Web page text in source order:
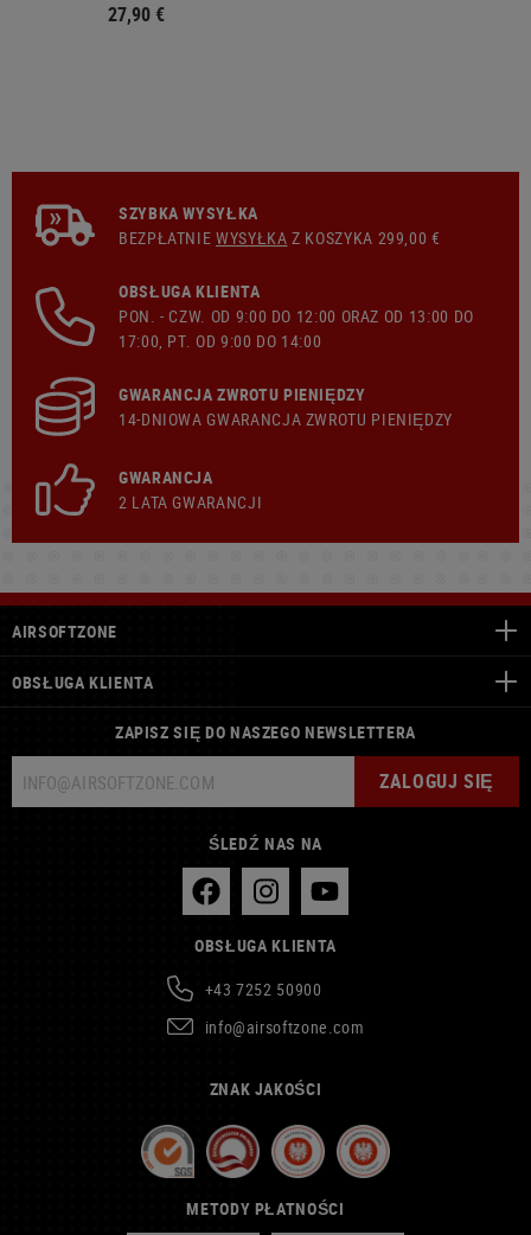
27,90 €
SZYBKA WYSYŁKA
BEZPŁATNIEWYSYŁKA Z KOSZYKA 299,00 €
OBSŁUGA KLIENTA
PON. - CZW. OD 9:00 DO 12:00 ORAZ OD 13:00 DO
17:00, PT. OD 9:00 DO 14:00
GWARANCJA ZWROTU PIENIĘDZY
14-DNIOWA GWARANCJA ZWROTU PIENIĘDZY
GWARANCJA
2 LATA GWARANCJI
AIRSOFTZONE
OBSŁUGA KLIENTA
ZAPISZ SIĘ DO NASZEGO NEWSLETTERA
ZALOGUJ SIĘ
ŚLEDŹ NAS NA
OBSŁUGA KLIENTA
+43 7252 50900
info@airsoftzone.com
ZNAK JAKOŚCI
METODY PŁATNOŚCI